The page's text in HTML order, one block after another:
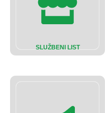
SLUŽBENI LIST